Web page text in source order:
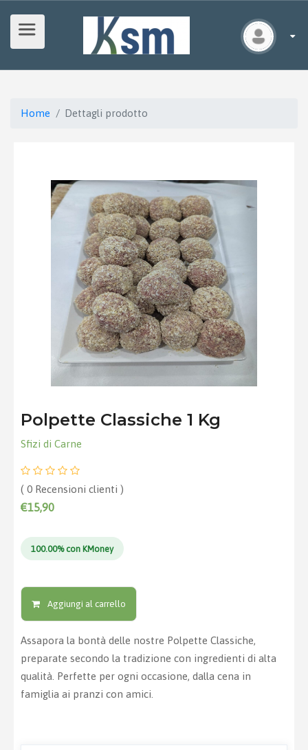
Home Dettagli prodotto
Polpette Classiche 1 Kg
Sfizi di Carne
( 0 Recensioni clienti )
€15,90
100.00% con KMoney
Aggiungi al carrello
Assapora la bontà delle nostre Polpette Classiche,
preparate secondo la tradizione con ingredienti di alta
qualità. Perfette per ogni occasione, dalla cena in
famiglia ai pranzi con amici.